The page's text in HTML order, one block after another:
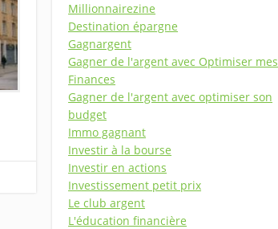
Millionnairezine
Destination épargne
Gagnargent
Gagner de l'argent avec Optimiser mes
Finances
Gagner de l'argent avec optimiser son
budget
Immo gagnant
Investir à la bourse
Investir en actions
Investissement petit prix
Le club argent
L'éducation financière